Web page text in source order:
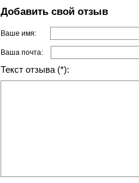
Добавить свой отзыв
Ваше имя:
Ваша почта:
Текст отзыва (*):